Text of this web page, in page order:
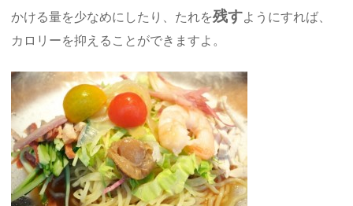
かける量を少なめにしたり、たれを残すようにすれば、
カロリーを抑えることができますよ。